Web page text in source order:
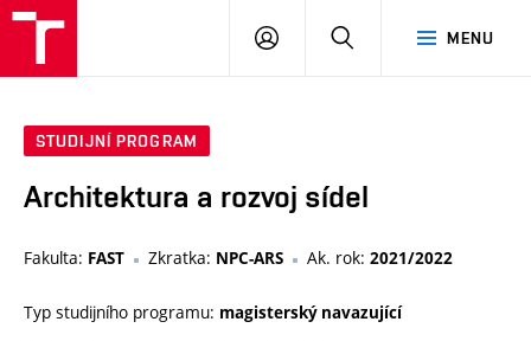
MENU
PŘIHLÁSIT
STUDIJNÍ PROGRAM
Architektura a rozvoj sídel
Fakulta: FAST Zkratka: NPC-ARS Ak. rok: 2021/2022
Typ studijního programu: magisterský navazující